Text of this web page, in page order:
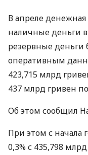
В апреле денежная
наличные деньги
резервные деньги
оперативным
423,715 млрд
437 млрд гривен
Об этом сообщил
При этом с начала
0,3% с 435,798